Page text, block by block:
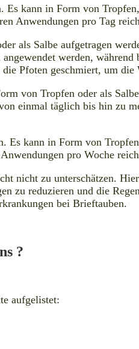
kann in Form von
Anwendungen pro Tag
als Salbe aufgetragen
werden, während
Pfoten geschmiert, um die
von Tropfen oder als
einmal täglich bis hin zu
Es kann in Form von
pro Woche
nicht zu unterschätzen.
zu reduzieren und die
bei Brieftauben.
?
aufgelistet: